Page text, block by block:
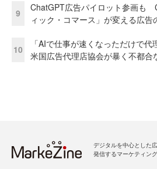
9
ChatGPT広告パイロット参画も
ィック・コマース」が変える広告
10
「AIで仕事が速くなっただけで
米国広告代理店協会が暴く不都合
デジタルを中心とした
発信するマーケティン